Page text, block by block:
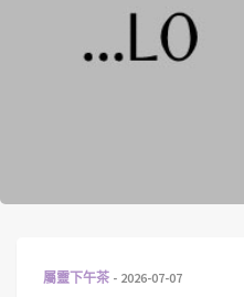
屬靈下午茶 2026-07-07